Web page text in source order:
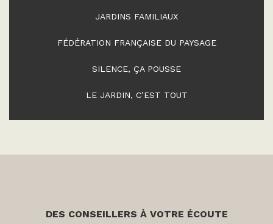
JARDINS FAMILIAUX
FÉDÉRATION FRANÇAISE DU PAYSAGE
SILENCE, ÇA POUSSE
LE JARDIN, C’EST TOUT
DES CONSEILLERS À VOTRE ÉCOUTE